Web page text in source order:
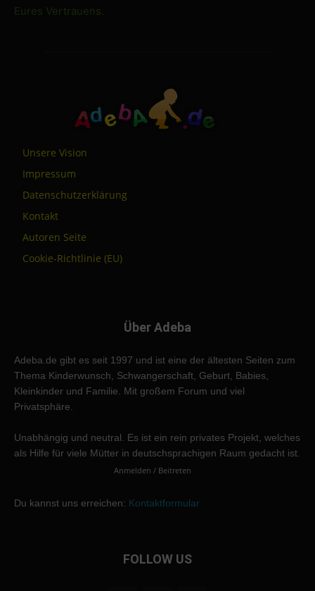
Eures Vertrauens.
Unsere Vision
Impressum
Datenschutzerklärung
Kontakt
Autoren Seite
Cookie-Richtlinie (EU)
Über Adeba
Adeba.de gibt es seit 1997 und ist eine der ältesten Seiten zum
Thema Kinderwunsch, Schwangerschaft, Geburt, Babies,
Kleinkinder und Familie. Mit großem Forum und viel
Privatsphäre.
Unabhängig und neutral. Es ist ein rein privates Projekt, welches
als Hilfe für viele Mütter in deutschsprachigen Raum gedacht ist.
Anmelden / Beitreten
Du kannst uns erreichen: Kontaktformular
FOLLOW US